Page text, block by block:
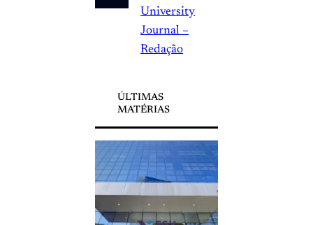
University
Journal –
Redação
ÚLTIMAS
MATÉRIAS